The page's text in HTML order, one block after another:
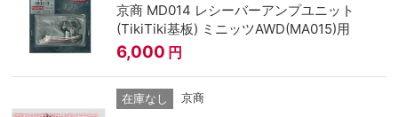
京商 MD014 レシーバーアンプユニット
(TikiTiki基板) ミニッツAWD(MA015)用
6,000 円
在庫なし 京商